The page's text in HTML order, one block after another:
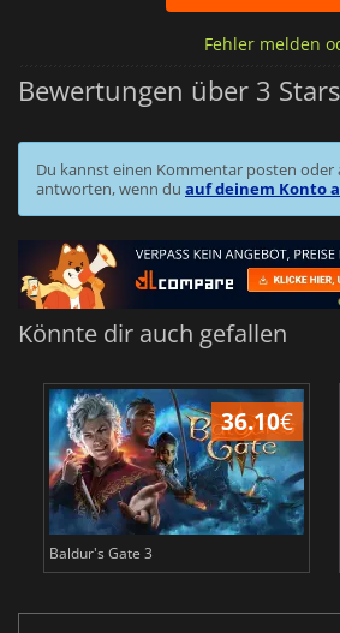
Fehler melden
Bewertungen über 3
Du kannst einen Kommentar posten oder
antworten, wenn du auf deinem Konto
Könnte dir auch gefallen
36.10€
Baldur's Gate 3